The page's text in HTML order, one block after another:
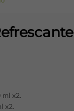
x2.
x2.